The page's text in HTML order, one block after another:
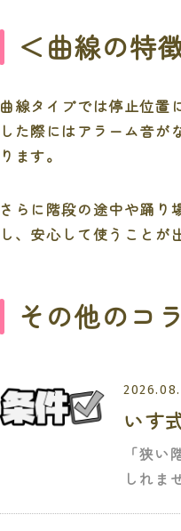
＜曲線の特
曲線タイプでは停止位置
した際にはアラーム音
ります。
さらに階段の途中や踊り
し、安心して使うことが
その他のコ
いす
「狭
しれま